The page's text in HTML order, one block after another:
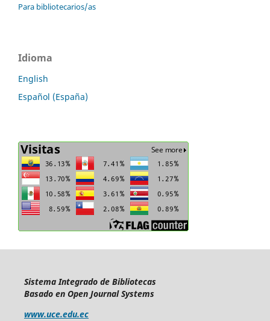
Para bibliotecarios/as
Idioma
English
Español (España)
Sistema Integrado de Bibliotecas
Basado en Open Journal Systems
www.uce.edu.ec